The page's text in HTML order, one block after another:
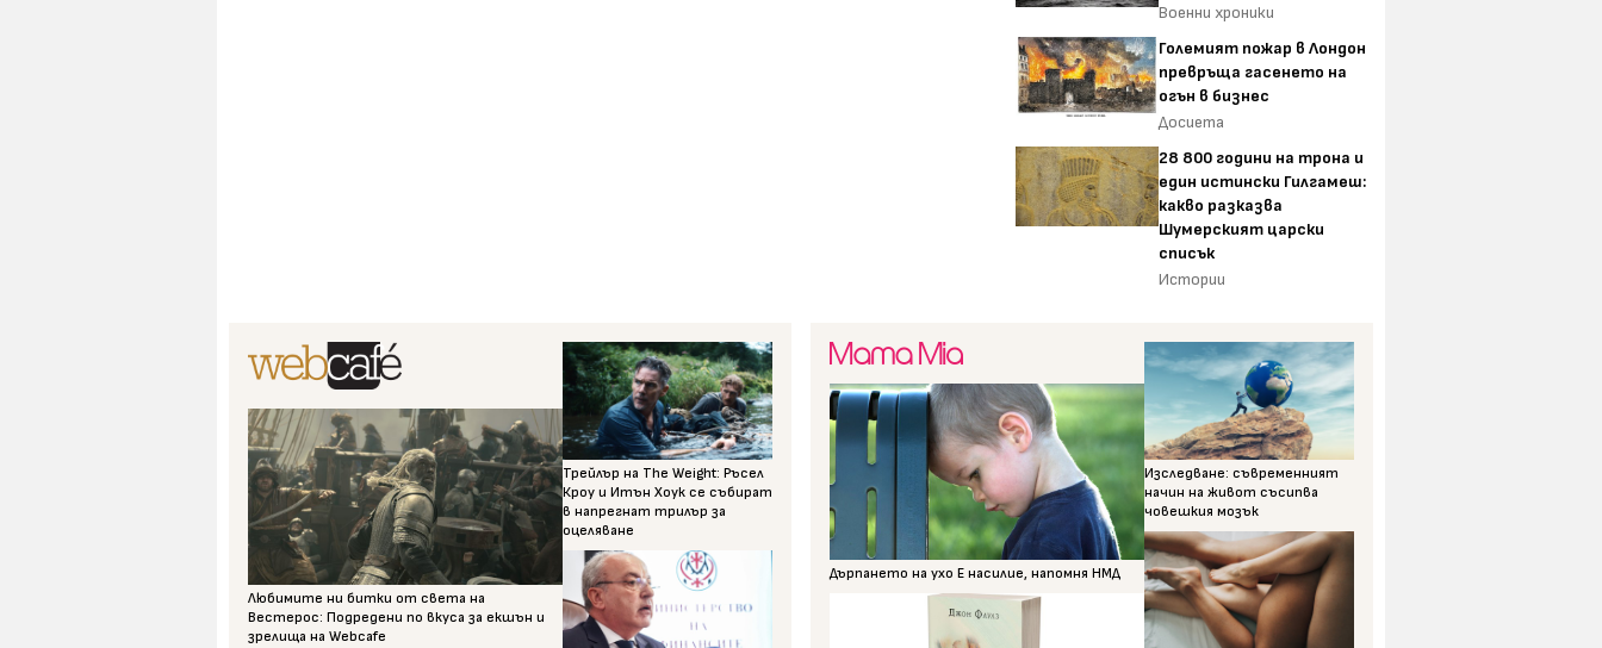
Военни хроники
Големият пожар в Лондон
превръща гасенето на
огън в бизнес
Досиета
28 800 години на трона и
един истински Гилгамеш:
какво разказва
Шумерският царски
списък
Истории
Любимите ни битки от света на
Вестерос: Подредени по вкуса за екшън и
зрелища на Webcafe
Трейлър на The Weight: Ръсел
Кроу и Итън Хоук се събират
в напрегнат трилър за
оцеляване
Дърпането на ухо Е насилие, напомня НМД
Изследване: съвременният
начин на живот съсипва
човешкия мозък